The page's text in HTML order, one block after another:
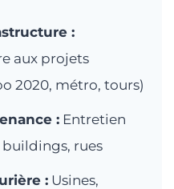
:
aux projets
2020, métro, tours)
:Entretien
buildings, rues
:Usines,